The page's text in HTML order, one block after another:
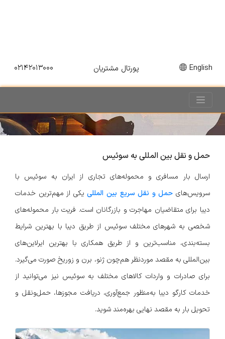
English پورتال مشتریان ۰۲۱۴۲۰۱۳۰۰۰
حمل و نقل بین المللی به سوئیس
ارسال بار مسافری و محموله‌های تجاری از ایران به سوئیس با
سرویس‌های حمل و نقل سریع بین المللییکی از مهم‌ترین خدمات
دیبا برای متقاضیان مهاجرت و بازرگانان است. فریت بار محموله‌های
شخصی به شهرهای مختلف سوئیس از طریق دیبا با بهترین شرایط
بسته‌بندی، مناسب‌ترین و از طریق همکاری با بهترین ایرلاین‌های
بین‌المللی به مقصد مورد‌نظر هم‌چون ژنو، برن و زوریخ صورت می‌گیرد.
برای صادرات و واردات کالاهای مختلف به سوئیس نیز می‌توانید از
خدمات کارگو دیبا به‌منظور جمع‌آوری، دریافت مجوزها، حمل‌ونقل و
تحویل بار به مقصد نهایی بهره‌مند شوید.